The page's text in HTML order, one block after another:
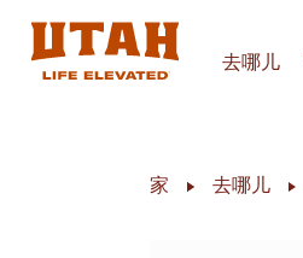
去哪儿
家 去哪儿